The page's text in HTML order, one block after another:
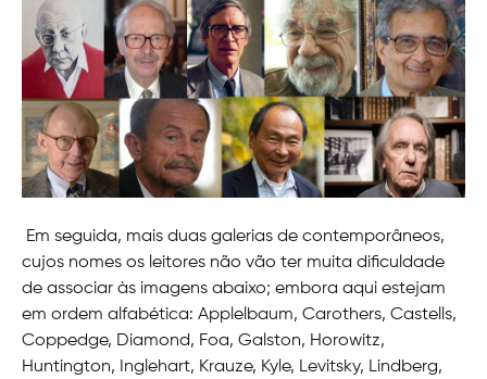
Em seguida, mais duas galerias de contemporâneos,
cujos nomes os leitores não vão ter muita dificuldade
de associar às imagens abaixo; embora aqui estejam
em ordem alfabética: Applelbaum, Carothers, Castells,
Coppedge, Diamond, Foa, Galston, Horowitz,
Huntington, Inglehart, Krauze, Kyle, Levitsky, Lindberg,